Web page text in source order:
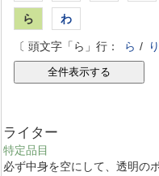
ら わ
〔 頭文字「ら」行： ら / り
ライター
特定品目
必ず中身を空にして、透明の